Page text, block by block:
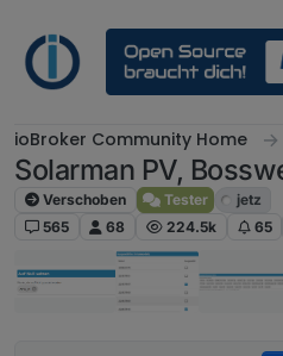
ioBroker Community Home
Solarman PV,
Verschoben Tester
jetz
565
68 224.5k 65